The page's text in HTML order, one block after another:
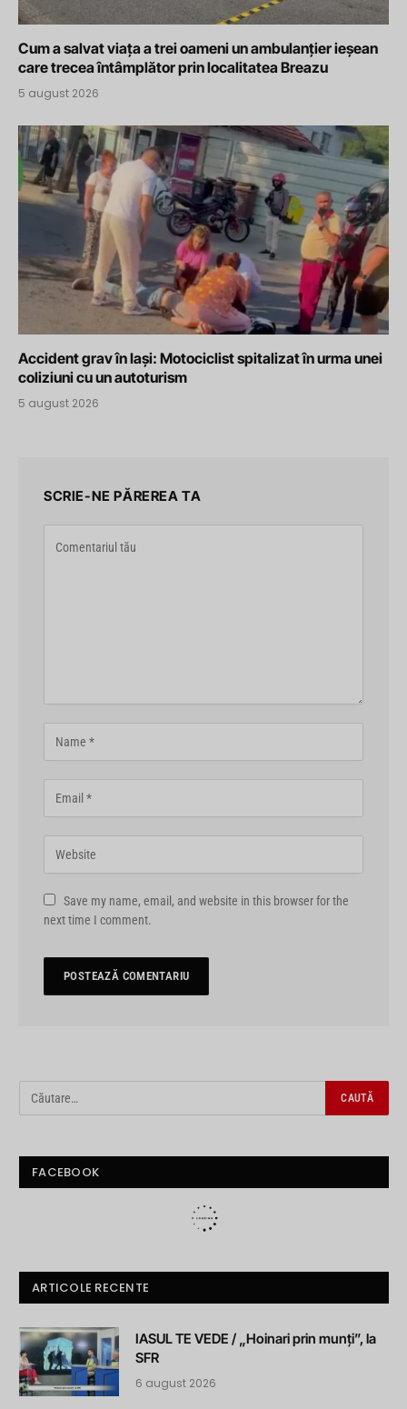
Cum a salvat viața a trei oameni un ambulanțier ieșean
care trecea întâmplător prin localitatea Breazu
5 august 2026
Accident grav în Iași: Motociclist spitalizat în urma unei
coliziuni cu un autoturism
5 august 2026
SCRIE-NE PĂREREA TA
Save my name, email, and website in this browser for the
next time I comment.
FACEBOOK
ARTICOLE RECENTE
IASUL TE VEDE / „Hoinari prin munți”, la
SFR
6 august 2026